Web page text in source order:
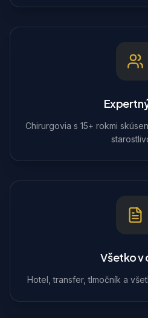
Chirurgovia s 15+ rokmi
Všetko v
Hotel, transfer, tlmočník a